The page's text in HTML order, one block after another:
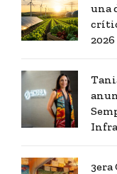
una
2026
3era